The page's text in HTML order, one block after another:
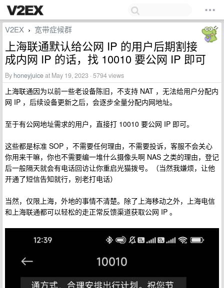
V2EX › 宽带症候群
上海联通默认给公网 IP 的用户后期割接
成内网 IP 的话，找 10010 要公网 IP 即可
By honeyjuiceat May 19, 2023 · 5794 views
上海联通因为以前一些老设备陈旧，不支持 NAT ，无法给用户分配内
网 IP ，后续设备更新之后，会逐步全量分配内网地址。
至于有公网地址需求的用户，直接打 10010 要公网 IP 即可。
这些都是标准 SOP ，不需要任何理由，不需要投诉，客服不会关心
你用来干嘛，你也不需要编一堆什么摄像头啊 NAS 之类的理由，登记
后一般隔天就会有电话回访让你重启光猫拨号。（当然我嫌烦，让他
开通了短信告知就行，别老打电话）
当然，仅限上海，外地的事情不清楚。除了上海移动之外，上海电信
和上海联通都可以轻松的走正常反馈渠道获取公网 IP 。